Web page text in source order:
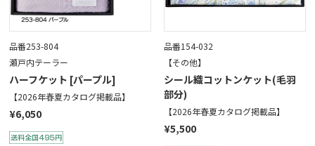
品番253-804
瀬戸内テーラー
ハーフケット [パープル]
【2026年春夏カタログ掲載品】
¥6,050
品番154-032
【その他】
シール織コットンケット(毛羽
部分)
【2026年春夏カタログ掲載品】
¥5,500